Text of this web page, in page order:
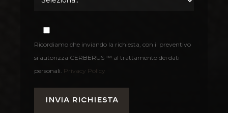
Ricordiamo che inviando la richiesta, con il preventivo
si autorizza CERBERUS ™ al trattamento dei dati
personali. Privacy Policy